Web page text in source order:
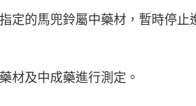
定的馬兜鈴屬中藥材，暫時停止
材及中成藥進行測定。